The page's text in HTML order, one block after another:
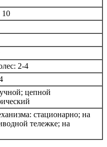
10
2-4
цепной
стационарно; на
тележке; на